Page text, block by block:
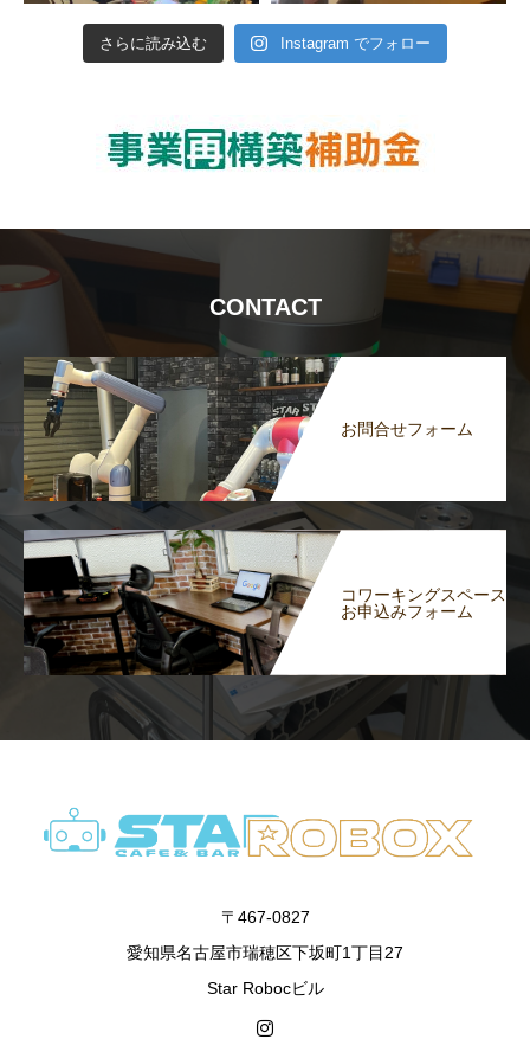
さらに読み込む Instagram でフォロー
CONTACT
お問合せフォーム
コワーキングスペース
お申込みフォーム
〒467-0827
愛知県名古屋市瑞穂区下坂町1丁目27
Star Robocビル